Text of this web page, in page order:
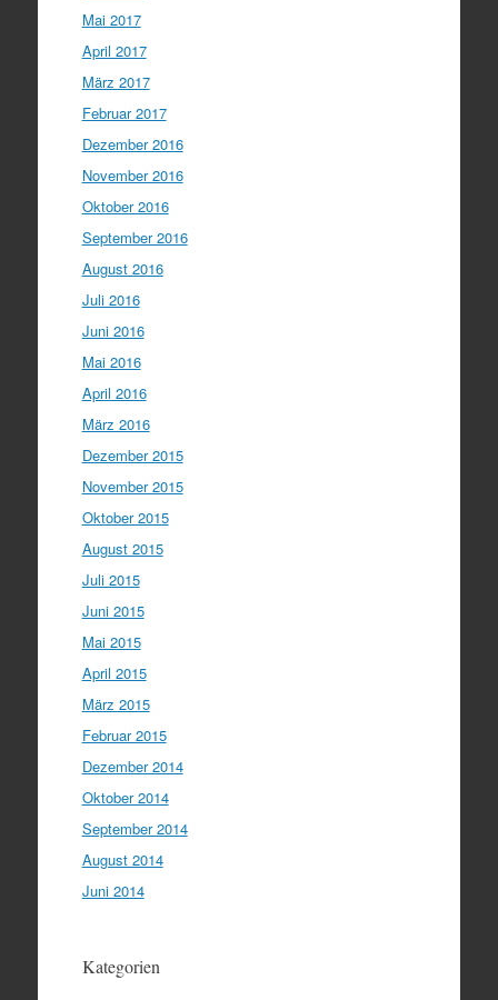
Mai 2017
April 2017
März 2017
Februar 2017
Dezember 2016
November 2016
Oktober 2016
September 2016
August 2016
Juli 2016
Juni 2016
Mai 2016
April 2016
März 2016
Dezember 2015
November 2015
Oktober 2015
August 2015
Juli 2015
Juni 2015
Mai 2015
April 2015
März 2015
Februar 2015
Dezember 2014
Oktober 2014
September 2014
August 2014
Juni 2014
Kategorien